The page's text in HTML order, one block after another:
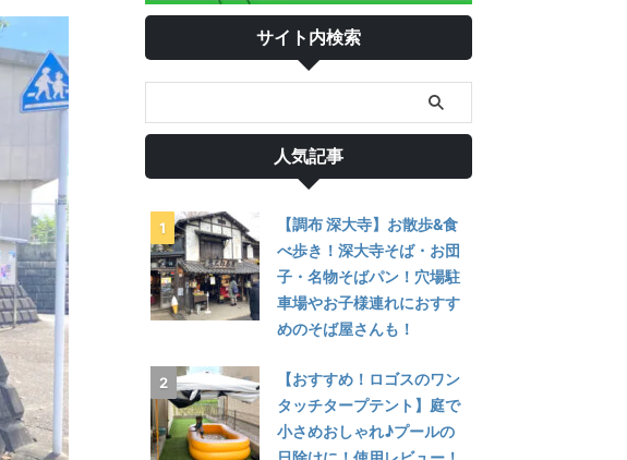
サイト内検索
人気記事
【調布 深大寺】お散歩&食
べ歩き！深大寺そば・お団
子・名物そばパン！穴場駐
車場やお子様連れにおすす
めのそば屋さんも！
【おすすめ！ロゴスのワン
タッチタープテント】庭で
小さめおしゃれ♪プールの